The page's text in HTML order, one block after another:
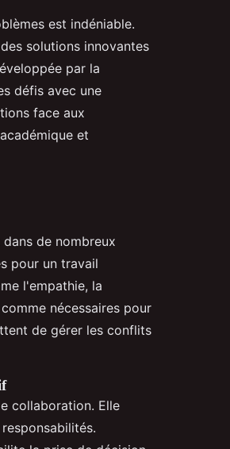
est indéniable.
solutions innovantes
par la
défis avec une
face aux
et
de nombreux
pour un travail
l'empathie, la
nécessaires pour
de gérer les conflits
collaboration. Elle